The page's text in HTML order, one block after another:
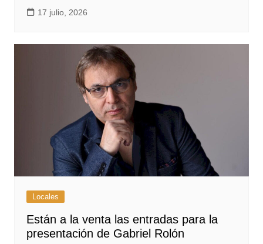
17 julio, 2026
Locales
Están a la venta las entradas para la
presentación de Gabriel Rolón